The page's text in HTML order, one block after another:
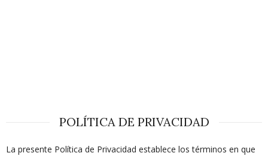
POLÍTICA DE PRIVACIDAD
La presente Política de Privacidad establece los términos en que